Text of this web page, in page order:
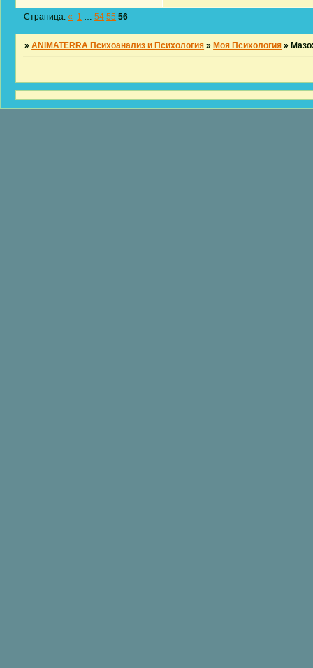
Страница:« 1 54 55 56
»ANIMATERRA Психоанализ и Психология » Моя Психология »